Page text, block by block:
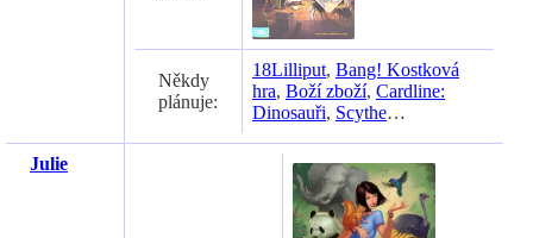
Někdy
plánuje:
18Lilliput, Bang! Kostková
hra, Boží zboží, Cardline:
Dinosauři, Scythe…
Julie